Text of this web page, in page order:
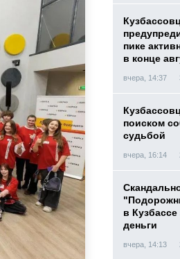
пике
в конце
вчера, 14:37
поиском
судьбой
вчера, 16:14
в
деньги
вчера, 14:13